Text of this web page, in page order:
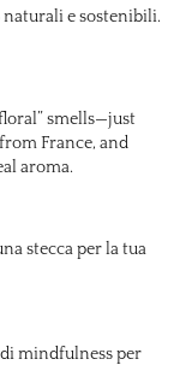
e sostenibili.
smells—just
France, and
aroma.
stecca per la tua
mindfulness per